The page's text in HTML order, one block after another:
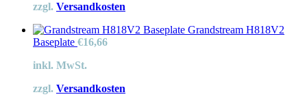
zzgl. Versandkosten
Grandstream H818V2
Baseplate €16,66
inkl. MwSt.
zzgl. Versandkosten